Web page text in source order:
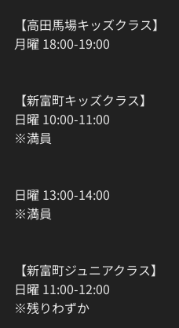
【高田馬場キッズクラス】
月曜 18:00-19:00
【新富町キッズクラス】
日曜 10:00-11:00
※満員
日曜 13:00-14:00
※満員
【新富町ジュニアクラス】
日曜 11:00-12:00
※残りわずか